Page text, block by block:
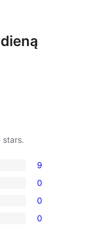
stars.
9
0
0
0